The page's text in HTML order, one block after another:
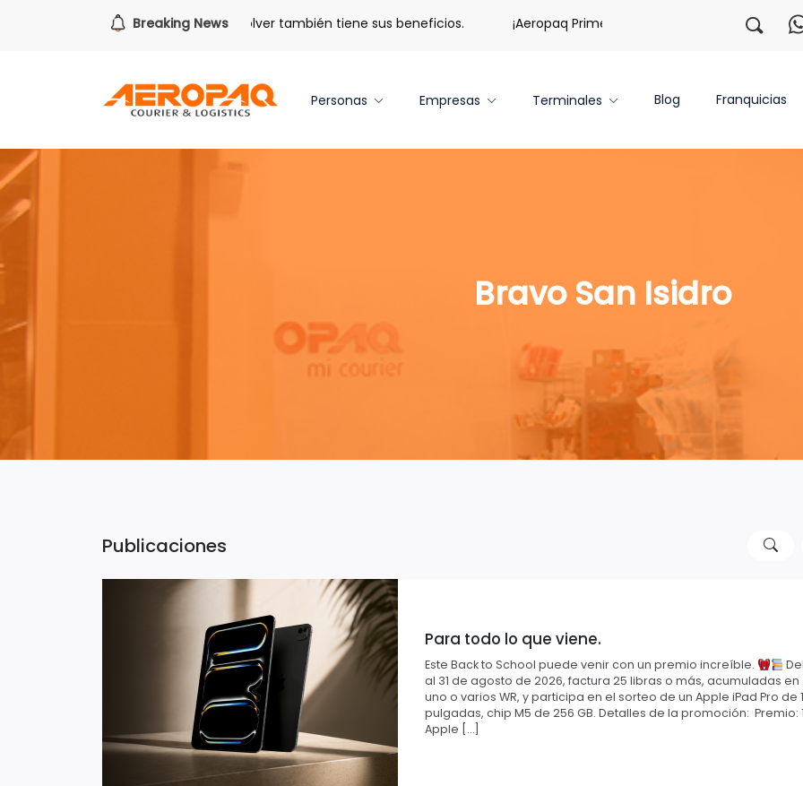
Breaking News
Para todo lo que viene. Volver también tiene sus beneficios. ¡Aeropaq Prime TE DA MÁS! ¡Regístrate
Personas Empresas Terminales Blog Franquicias
Bravo San Isidro
Publicaciones
Para todo lo que viene.
Este Back to School puede venir con un premio increíble.
al 31 de agosto de 2026, factura 25 libras o más, acumuladas en
uno o varios WR, y participa en el sorteo de un Apple iPad Pro de
pulgadas, chip M5 de 256 GB. Detalles de la promoción: Premio:
Apple […]